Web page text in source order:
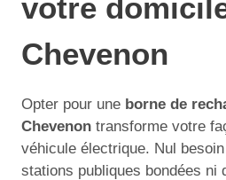
votre
Chevenon
Opter pour une borne de
Chevenon transforme votre
véhicule électrique. Nul
stations publiques bondées ni